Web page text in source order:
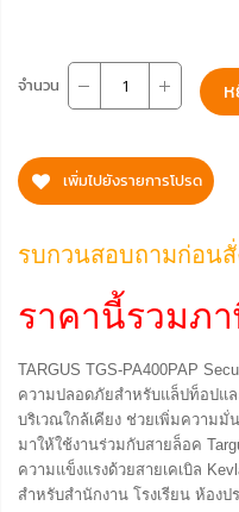
จำนวน ห
เพิ่มไปยังรายการโปรด
รบกวนสอบถามก่อน
ราคานี้รวมภ
TARGUS TGS-PA400PAP
ความปลอดภัยสำหรับแล็ปท็อปแ
บริเวณใกล้เคียง ช่วยเพิ่มความมั่
มาให้ใช้งานร่วมกับสายล็อค
ความแข็งแรงด้วยสายเคเบิล
สำหรับสำนักงาน โรงเรียน ห้อง